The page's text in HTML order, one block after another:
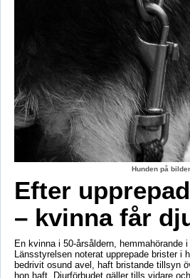
Hunden på
Efter
– kvinna får
En kvinna i 50-årsåldern, hemmahörande
Länsstyrelsen noterat upprepade brister
bedrivit osund avel, haft bristande tillsyn
hon haft. Djurförbudet gäller tills vidare